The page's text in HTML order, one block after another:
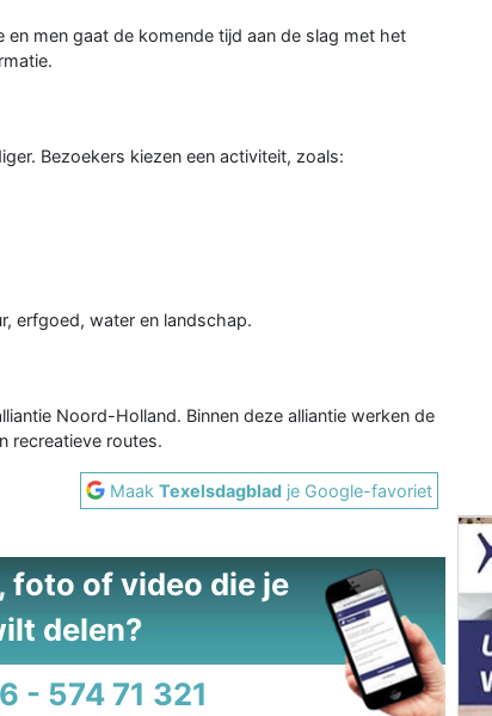
men gaat de komende tijd aan de slag met het
Bezoekers kiezen een activiteit, zoals:
erfgoed, water en landschap.
Noord-Holland. Binnen deze alliantie werken de
recreatieve routes.
MaakTexelsdagblad je Google-favoriet
foto of video die je
delen?
- 574 71 321